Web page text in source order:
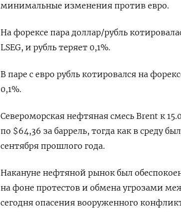
минимальные изменения против евро.
На форексе пара доллар/рубль
LSEG, и рубль теряет 0,1%.
В паре с евро рубль котировался на
0,1%.
Североморская нефтяная смесь Brent к
по $64,36 ​за баррель, тогда как в среду
сентября прошлого года.
Накануне нефтяной рынок был
на фоне протестов и обмена угрозами
сегодня ⁠опасения вооруженного